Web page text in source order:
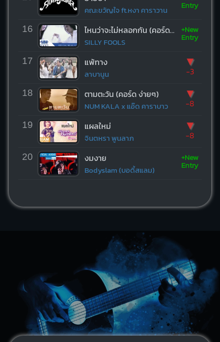
คณะขวัญใจ ft.หงา คาราวาน Entry
16 ไหนว่าจะไม่หลอกกัน (คอร์ด ง่ายๆ)
SILLY FOOLS
+New
Entry
17 แพ้ทาง
ลาบานูน
▼
-3
18 ตามตะวัน (คอร์ด ง่ายๆ)
NUM KALA x แอ๊ด คาราบาว
▼
-8
19 แผลใหม่
จินตหรา พูนลาภ
▼
-8
20 งมงาย
Bodyslam (บอดี้สแลม)
+New
Entry